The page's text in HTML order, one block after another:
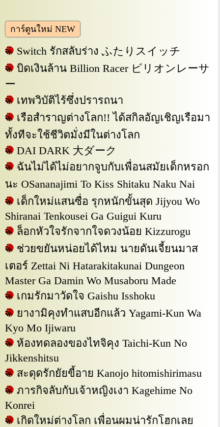
การ์ตูนใหม่ NEW
Switch รักสลับร่าง ふたりスイッチ
บิดเงินล้าน Billion Racer ビリオンレーサ
ー
เทพวิบัติไร้ซึ่งปรารถนา
เรือสำราญต่างโลก!! ได้สกิลอัญเชิญเรือมา
ทั้งทีจะใช้ชีวิตมั่งมีในต่างโลก
DAI DARK 大ダーク
ฉันไม่ได้ไม่อยากจูบกับเพื่อนสมัยเด็กหรอก
นะ OSananajimi To Kiss Shitaku Naku Nai
เด็กใหม่แสนซื่อ รุกหนักขั้นสุด Jijyou Wo
Shiranai Tenkousei Ga Guigui Kuru
ล็อกหัวใจรักจากใจดวงน้อย Kizzurogu
ช่วยขยันหน่อยได้ไหม นายดันเจี้ยนมาส
เตอร์ Zettai Ni Hatarakitakunai Dungeon
Master Ga Damin Wo Musaboru Made
เกมรักมาวัดใจ Gaishu Isshoku
ยางามิคุงทำแสบอีกแล้ว Yagami-Kun Wa
Kyo Mo Ijiwaru
ห้องทดลองของไทจิคุง Taichi-Kun No
Jikkenshitsu
สะดุดรักยัยขี้อาย Kanojo hitomishirimasu
ภารกิจลับกับเจ้าหญิงเงา Kagehime No
Konrei
เกิดใหม่ต่างโลก เพื่อนผมน่ารักโฮกเลย